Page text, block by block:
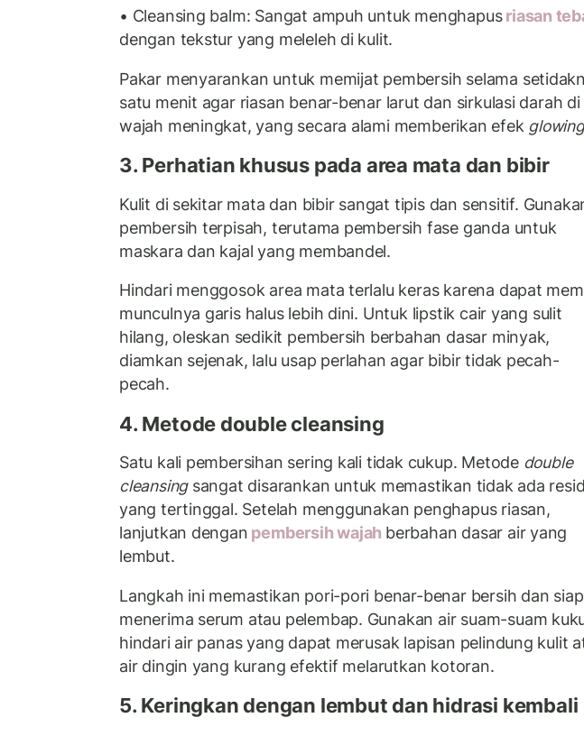
• Cleansing balm: Sangat ampuh untuk menghapusriasan
dengan tekstur yang meleleh di kulit.
Pakar menyarankan untuk memijat pembersih selama
satu menit agar riasan benar-benar larut dan sirkulasi darah di
wajah meningkat, yang secara alami memberikan efek glowing
3. Perhatian khusus pada area mata dan bibir
Kulit di sekitar mata dan bibir sangat tipis dan sensitif.
pembersih terpisah, terutama pembersih fase ganda untuk
maskara dan kajal yang membandel.
Hindari menggosok area mata terlalu keras karena dapat
munculnya garis halus lebih dini. Untuk lipstik cair yang sulit
hilang, oleskan sedikit pembersih berbahan dasar minyak,
diamkan sejenak, lalu usap perlahan agar bibir tidak pecah-
pecah.
4. Metode double cleansing
Satu kali pembersihan sering kali tidak cukup. Metode double
cleansingsangat disarankan untuk memastikan tidak ada
yang tertinggal. Setelah menggunakan penghapus riasan,
lanjutkan dengan pembersih wajah berbahan dasar air yang
lembut.
Langkah ini memastikan pori-pori benar-benar bersih dan siap
menerima serum atau pelembap. Gunakan air suam-suam
hindari air panas yang dapat merusak lapisan pelindung kulit
air dingin yang kurang efektif melarutkan kotoran.
5. Keringkan dengan lembut dan hidrasi kembali